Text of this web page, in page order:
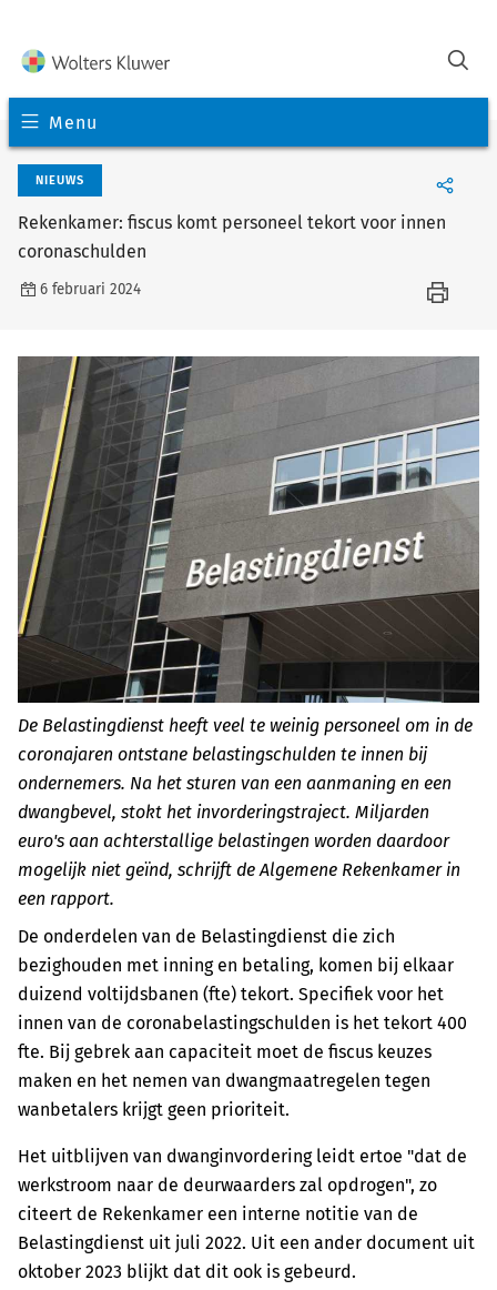
Menu
NIEUWS
Rekenkamer: fiscus komt personeel tekort voor innen
coronaschulden
6 februari 2024
De Belastingdienst heeft veel te weinig personeel om in de
coronajaren ontstane belastingschulden te innen bij
ondernemers. Na het sturen van een aanmaning en een
dwangbevel, stokt het invorderingstraject. Miljarden
euro's aan achterstallige belastingen worden daardoor
mogelijk niet geïnd, schrijft de Algemene Rekenkamer in
een rapport.
De onderdelen van de Belastingdienst die zich
bezighouden met inning en betaling, komen bij elkaar
duizend voltijdsbanen (fte) tekort. Specifiek voor het
innen van de coronabelastingschulden is het tekort 400
fte. Bij gebrek aan capaciteit moet de fiscus keuzes
maken en het nemen van dwangmaatregelen tegen
wanbetalers krijgt geen prioriteit.
Het uitblijven van dwanginvordering leidt ertoe "dat de
werkstroom naar de deurwaarders zal opdrogen", zo
citeert de Rekenkamer een interne notitie van de
Belastingdienst uit juli 2022. Uit een ander document uit
oktober 2023 blijkt dat dit ook is gebeurd.